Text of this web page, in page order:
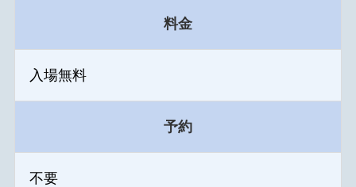
料金
入場無料
予約
不要